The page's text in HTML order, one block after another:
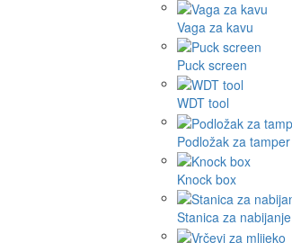
Vaga za kavu
Puck screen
WDT tool
Podložak za tamper
Knock box
Stanica za nabijanje